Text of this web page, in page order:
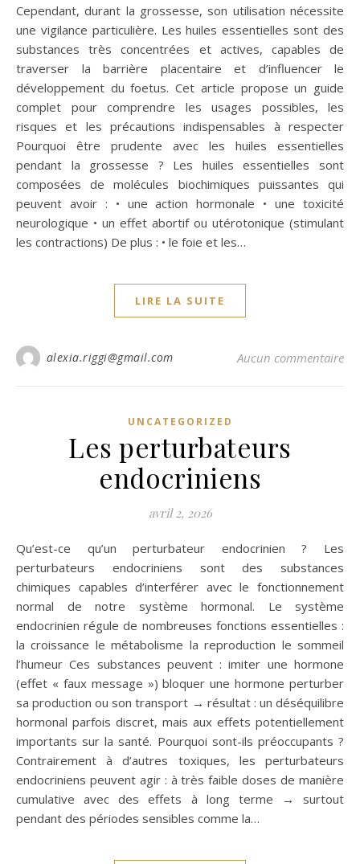
Cependant, durant la grossesse, son utilisation nécessite
une vigilance particulière. Les huiles essentielles sont des
substances très concentrées et actives, capables de
traverser la barrière placentaire et d’influencer le
développement du foetus. Cet article propose un guide
complet pour comprendre les usages possibles, les
risques et les précautions indispensables à respecter
Pourquoi être prudente avec les huiles essentielles
pendant la grossesse ? Les huiles essentielles sont
composées de molécules biochimiques puissantes qui
peuvent avoir : • une action hormonale • une toxicité
neurologique • un effet abortif ou utérotonique (stimulant
les contractions) De plus : • le foie et les…
LIRE LA SUITE
alexia.riggi@gmail.com Aucun commentaire
UNCATEGORIZED
Les perturbateurs
endocriniens
avril 2, 2026
Qu’est-ce qu’un perturbateur endocrinien ? Les
perturbateurs endocriniens sont des substances
chimiques capables d’interférer avec le fonctionnement
normal de notre système hormonal. Le système
endocrinien régule de nombreuses fonctions essentielles :
la croissance le métabolisme la reproduction le sommeil
l’humeur Ces substances peuvent : imiter une hormone
(effet « faux message ») bloquer une hormone perturber
sa production ou son transport → résultat : un déséquilibre
hormonal parfois discret, mais aux effets potentiellement
importants sur la santé. Pourquoi sont-ils préoccupants ?
Contrairement à d’autres toxiques, les perturbateurs
endocriniens peuvent agir : à très faible doses de manière
cumulative avec des effets à long terme → surtout
pendant des périodes sensibles comme la…